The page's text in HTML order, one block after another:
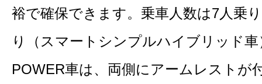
裕で確保できます。乗車人数は7人乗
り（スマートシンプルハイブリッド
POWER車は、両側にアームレストが